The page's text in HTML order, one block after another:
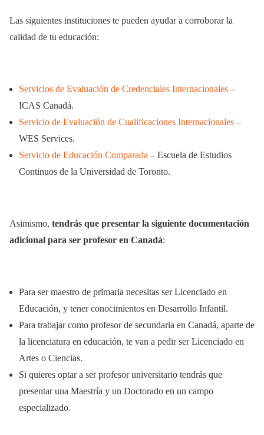
Las siguientes instituciones te pueden ayudar a corroborar la
calidad de tu educación:
Servicios de Evaluación de Credenciales Internacionales –
ICAS Canadá.
Servicio de Evaluación de Cualificaciones Internacionales –
WES Services.
Servicio de Educación Comparada – Escuela de Estudios
Continuos de la Universidad de Toronto.
Asimismo, tendrás que presentar la siguiente documentación
adicional para ser profesor en Canadá:
Para ser maestro de primaria necesitas ser Licenciado en
Educación, y tener conocimientos en Desarrollo Infantil.
Para trabajar como profesor de secundaria en Canadá, aparte de
la licenciatura en educación, te van a pedir ser Licenciado en
Artes o Ciencias.
Si quieres optar a ser profesor universitario tendrás que
presentar una Maestría y un Doctorado en un campo
especializado.